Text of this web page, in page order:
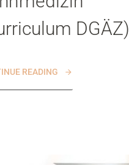
DGÄZ)
READING